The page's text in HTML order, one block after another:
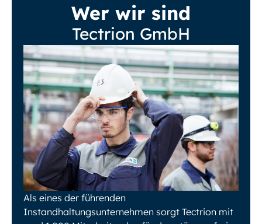
Wer wir sind
Tectrion GmbH
Als eines der führenden
Instandhaltungsunternehmen sorgt Tectrion mit